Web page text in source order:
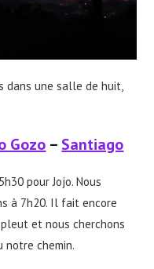
dans une salle de huit,
Gozo – Santiago
pour Jojo. Nous
à 7h20. Il fait encore
et nous cherchons
notre chemin.